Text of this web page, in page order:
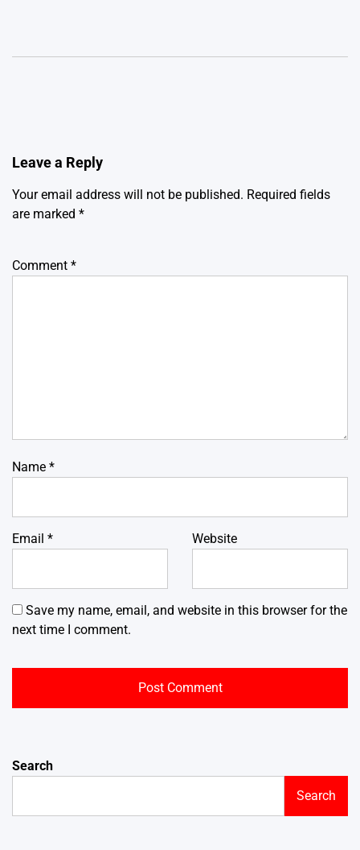
Leave a Reply
Your email address will not be published. Required fields
are marked *
Comment *
Name *
Email * Website
Save my name, email, and website in this browser for the
next time I comment.
Search
Search